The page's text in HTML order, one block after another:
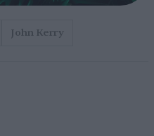
John Kerry